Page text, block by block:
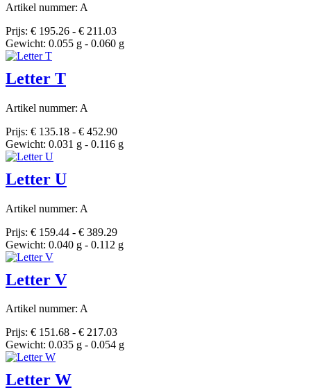
Artikel nummer: A
Prijs: € 195.26 - € 211.03
Gewicht: 0.055 g - 0.060 g
Letter T
Artikel nummer: A
Prijs: € 135.18 - € 452.90
Gewicht: 0.031 g - 0.116 g
Letter U
Artikel nummer: A
Prijs: € 159.44 - € 389.29
Gewicht: 0.040 g - 0.112 g
Letter V
Artikel nummer: A
Prijs: € 151.68 - € 217.03
Gewicht: 0.035 g - 0.054 g
Letter W